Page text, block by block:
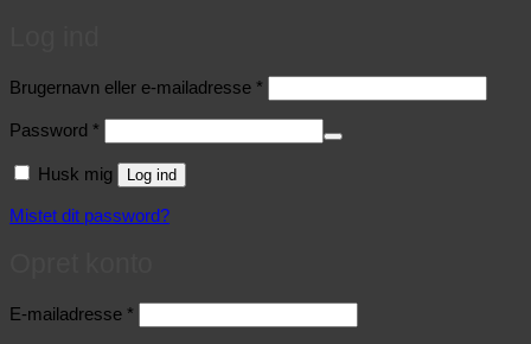
Brugernavn eller e-mailadresse *
Password *
Husk mig Log ind
Mistet dit password?
E-mailadresse *